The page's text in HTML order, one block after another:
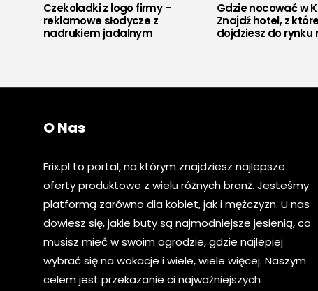
Czekoladki z logo firmy –
reklamowe słodycze z
nadrukiem jadalnym
Gdzie nocować w
Znajdź hotel, z
dojdziesz do rynku
O Nas
Frix.pl to portal, na którym znajdziesz najlepsze
oferty produktowe z wielu różnych branż. Jesteśmy
platformą zarówno dla kobiet, jak i mężczyzn. U nas
dowiesz się, jakie buty są najmodniejsze jesienią, co
musisz mieć w swoim ogrodzie, gdzie najlepiej
wybrać się na wakacje i wiele, wiele więcej. Naszym
celem jest przekazanie ci najważniejszych